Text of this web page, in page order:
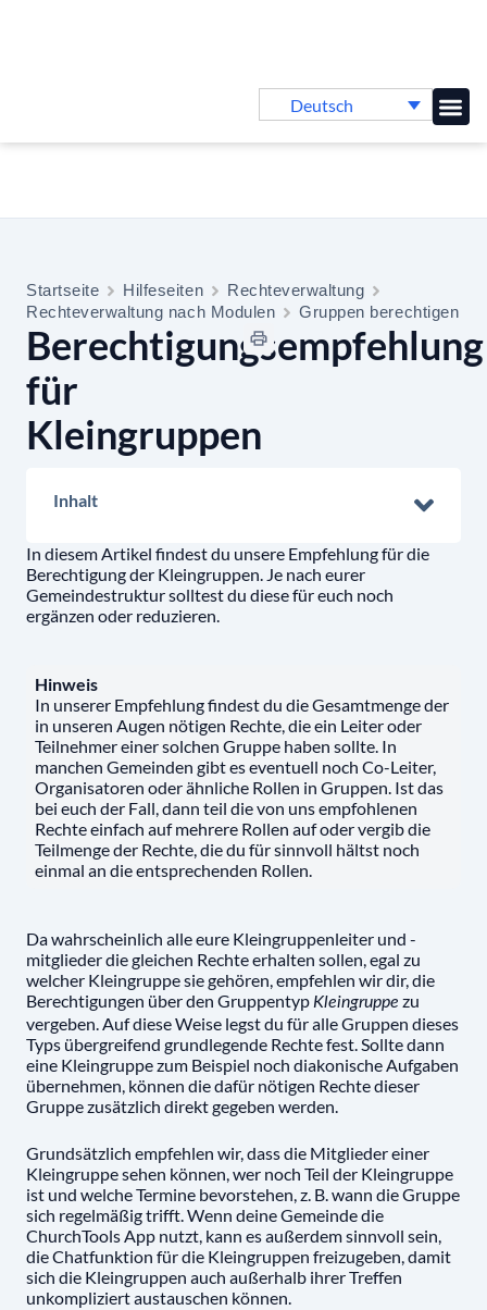
Deutsch
Startseite Hilfeseiten
Rechteverwaltung
Rechteverwaltung nach Modulen
Gruppen berechtigen
Berechtigungsempfehlung
für
Kleingruppen
Inhalt
In diesem Artikel findest du unsere Empfehlung für die
Berechtigung der Kleingruppen. Je nach eurer
Gemeindestruktur solltest du diese für euch noch
ergänzen oder reduzieren.
Hinweis
In unserer Empfehlung findest du die Gesamtmenge der
in unseren Augen nötigen Rechte, die ein Leiter oder
Teilnehmer einer solchen Gruppe haben sollte. In
manchen Gemeinden gibt es eventuell noch Co-Leiter,
Organisatoren oder ähnliche Rollen in Gruppen. Ist das
bei euch der Fall, dann teil die von uns empfohlenen
Rechte einfach auf mehrere Rollen auf oder vergib die
Teilmenge der Rechte, die du für sinnvoll hältst noch
einmal an die entsprechenden Rollen.
Da wahrscheinlich alle eure Kleingruppenleiter und -
mitglieder die gleichen Rechte erhalten sollen, egal zu
welcher Kleingruppe sie gehören, empfehlen wir dir, die
Berechtigungen über den Gruppentyp Kleingruppe zu
vergeben. Auf diese Weise legst du für alle Gruppen dieses
Typs übergreifend grundlegende Rechte fest. Sollte dann
eine Kleingruppe zum Beispiel noch diakonische Aufgaben
übernehmen, können die dafür nötigen Rechte dieser
Gruppe zusätzlich direkt gegeben werden.
Grundsätzlich empfehlen wir, dass die Mitglieder einer
Kleingruppe sehen können, wer noch Teil der Kleingruppe
ist und welche Termine bevorstehen, z. B. wann die Gruppe
sich regelmäßig trifft. Wenn deine Gemeinde die
ChurchTools App nutzt, kann es außerdem sinnvoll sein,
die Chatfunktion für die Kleingruppen freizugeben, damit
sich die Kleingruppen auch außerhalb ihrer Treffen
unkompliziert austauschen können.